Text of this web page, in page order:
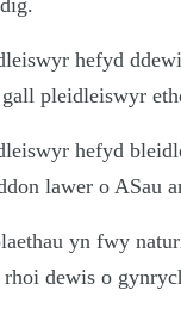
hefyd
pleidleiswyr
hefyd
lawer o ASau
yn fwy
rhoi dewis o